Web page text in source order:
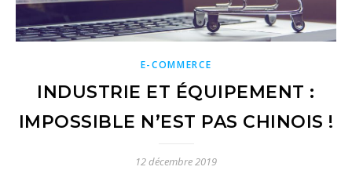
E-COMMERCE
INDUSTRIE ET ÉQUIPEMENT :
IMPOSSIBLE N’EST PAS CHINOIS !
12 décembre 2019